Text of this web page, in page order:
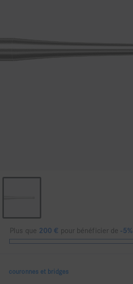
Plus que 200 € pour bénéficier de-5%!
couronnes et bridges